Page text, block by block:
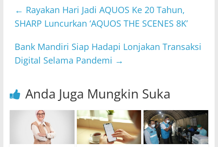
← Rayakan Hari Jadi AQUOS Ke 20 Tahun,
SHARP Luncurkan ‘AQUOS THE SCENES 8K’
Bank Mandiri Siap Hadapi Lonjakan Transaksi
Digital Selama Pandemi →
Anda Juga Mungkin Suka